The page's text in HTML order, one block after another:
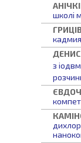
школі
ГРИЦІВ
з